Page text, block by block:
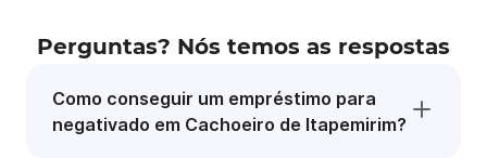
Perguntas? Nós temos as respostas
Como conseguir um empréstimo para
negativado em Cachoeiro de Itapemirim?